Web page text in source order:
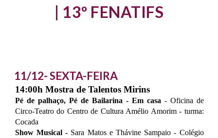
| 13º FENATIFS
11/12- SEXTA-FEIRA
14:00h Mostra de Talentos Mirins
Pé de palhaço, Pé de Bailarina - Em casa - Oficina de
Circo-Teatro do Centro de Cultura Amélio Amorim - turma:
Cocada
Show Musical - Sara Matos e Thávine Sampaio - Colégio